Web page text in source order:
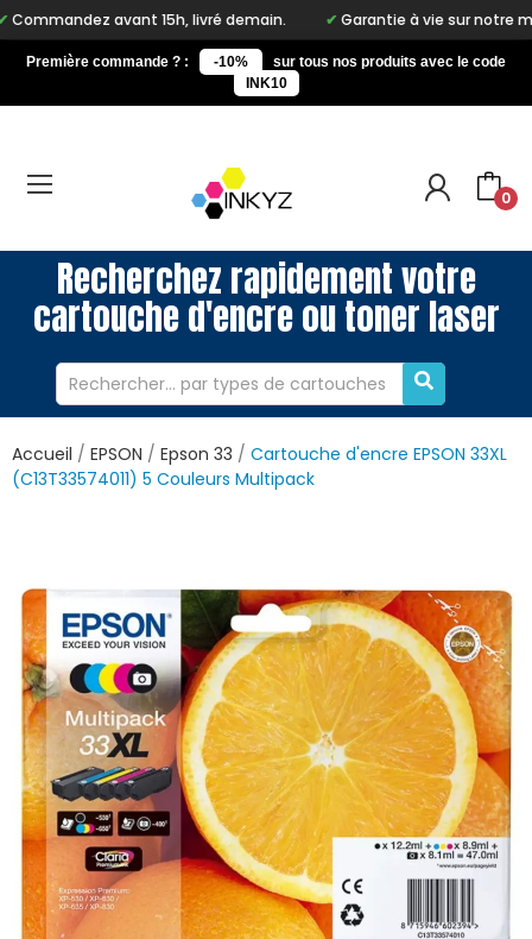
15h, livré demain. Garantie à vie sur notre marque Inkyz
Première commande ? : -10%
sur tous nos produits avec le code
INK10
0
Recherchez rapidement votre
cartouche d'encre ou toner laser
Accueil EPSON Epson 33
Cartouche d'encre EPSON 33XL
(C13T33574011) 5 Couleurs Multipack